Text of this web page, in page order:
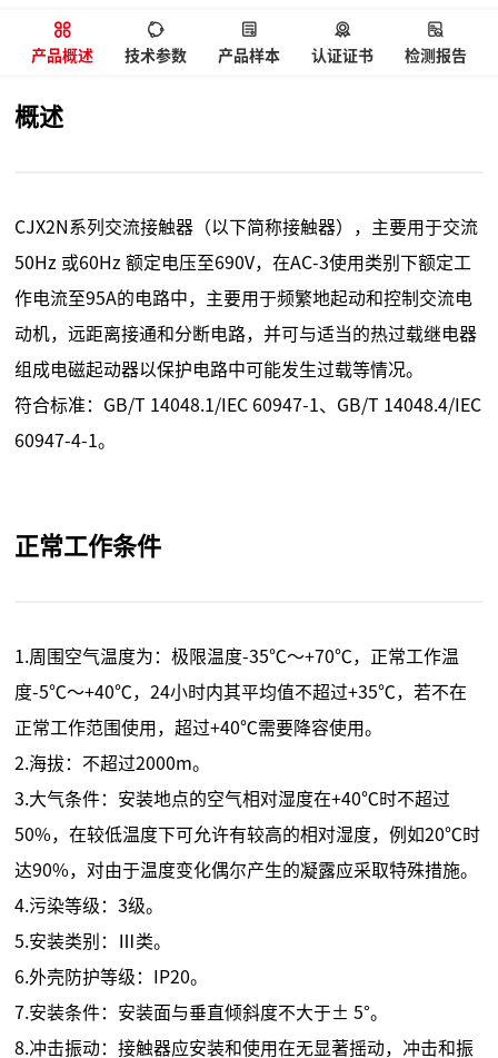
产品概述 技术参数 产品样本 认证证书 检测报告
概述
CJX2N系列交流接触器（以下简称接触器），主要用于交流
50Hz 或60Hz 额定电压至690V，在AC-3使用类别下额定工
作电流至95A的电路中，主要用于频繁地起动和控制交流电
动机，远距离接通和分断电路，并可与适当的热过载继电器
组成电磁起动器以保护电路中可能发生过载等情况。
符合标准：GB/T 14048.1/IEC 60947-1、GB/T 14048.4/IEC
60947-4-1。
正常工作条件
1.周围空气温度为：极限温度-35℃～+70℃，正常工作温
度-5℃～+40℃，24小时内其平均值不超过+35℃，若不在
正常工作范围使用，超过+40℃需要降容使用。
2.海拔：不超过2000m。
3.大气条件：安装地点的空气相对湿度在+40℃时不超过
50%，在较低温度下可允许有较高的相对湿度，例如20℃时
达90%，对由于温度变化偶尔产生的凝露应采取特殊措施。
4.污染等级：3级。
5.安装类别：Ⅲ类。
6.外壳防护等级：IP20。
7.安装条件：安装面与垂直倾斜度不大于± 5°。
8.冲击振动：接触器应安装和使用在无显著摇动，冲击和振